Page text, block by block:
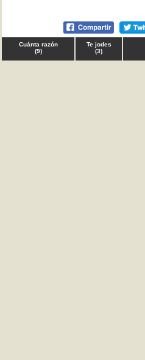
Cuánta razón
(9)
Te jodes
(3)